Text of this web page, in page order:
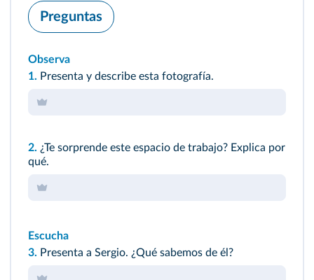
Preguntas
Observa
1. Presenta y describe esta fotografía.
2. ¿Te sorprende este espacio de trabajo? Explica por
qué.
Escucha
3. Presenta a Sergio. ¿Qué sabemos de él?